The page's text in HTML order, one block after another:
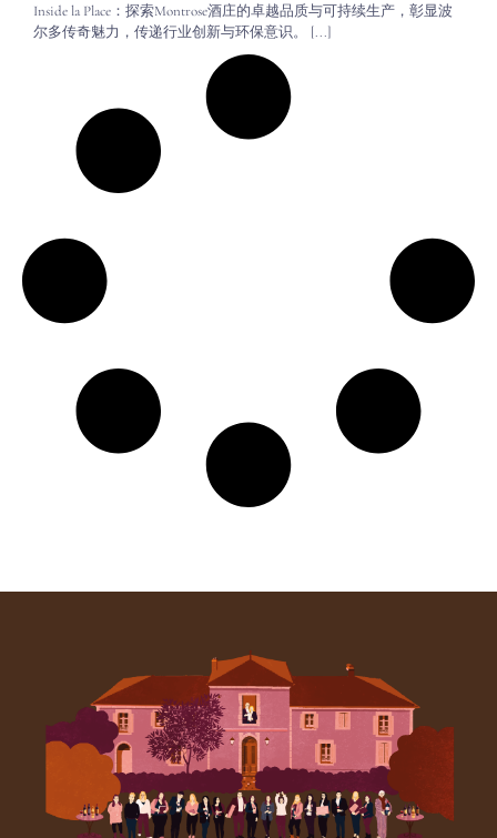
Inside la Place：探索Montrose酒庄的卓越品质与可持续生产，彰显波
尔多传奇魅力，传递行业创新与环保意识。 [...]